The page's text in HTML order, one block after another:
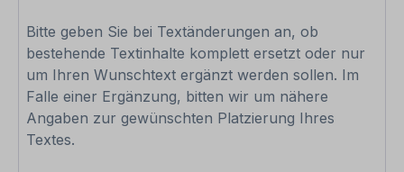
Bitte geben Sie bei Textänderungen an, ob
bestehende Textinhalte komplett ersetzt oder nur
um Ihren Wunschtext ergänzt werden sollen. Im
Falle einer Ergänzung, bitten wir um nähere
Angaben zur gewünschten Platzierung Ihres
Textes.